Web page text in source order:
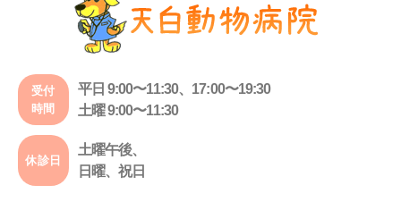
受付
時間
平日 9:00〜11:30、17:00〜19:30
土曜 9:00〜11:30
休診日
土曜午後、
日曜、祝日